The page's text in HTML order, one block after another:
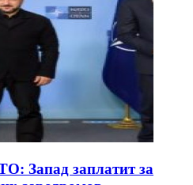
Запад заплатит за